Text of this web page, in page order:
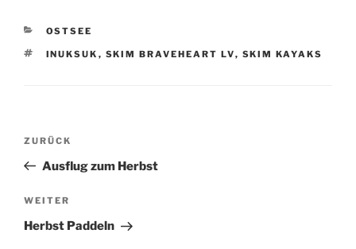
KATEGORIEN
OSTSEE
SCHLAGWÖRTER
INUKSUK , SKIM BRAVEHEART LV, SKIM KAYAKS
Beitragsnavigation
Vorheriger
Beitrag
ZURÜCK
Ausflug zum Herbst
Nächster
Beitrag
WEITER
Herbst Paddeln